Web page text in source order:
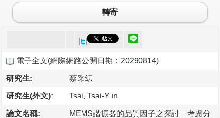
轉寄
電子全文(網際網路公開日期：20290814)
研究生: 蔡采紜
研究生(外文): Tsai, Tsai-Yun
論文名稱:
MEMS諧振器的品質因子之探討—考慮分